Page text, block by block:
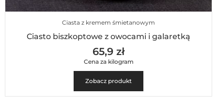
Ciasta z kremem śmietanowym
Ciasto biszkoptowe z owocami i galaretką
65,9 zł
Cena za kilogram
Zobacz produkt